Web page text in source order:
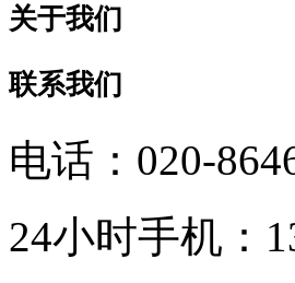
关于我们
联系我们
电话：020-
24小时手机：